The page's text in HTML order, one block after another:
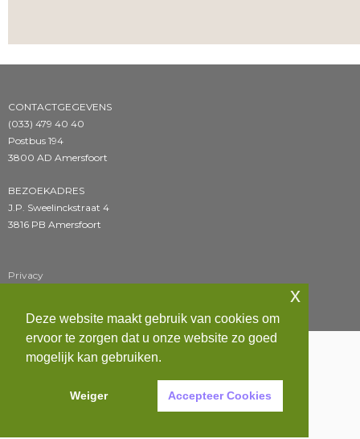
CONTACTGEGEVENS
(033) 479 40 40
Postbus 194
3800 AD Amersfoort
BEZOEKADRES
J.P. Sweelinckstraat 4
3816 PB Amersfoort
Privacy
Deze website maakt gebruik van cookies om
ervoor te zorgen dat u onze website zo goed
mogelijk kan gebruiken.
Weiger Accepteer Cookies
x